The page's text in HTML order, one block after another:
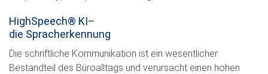
HighSpeech® KI–
die Spracherkennung
Die schriftliche Kommunikation ist ein wesentlicher
Bestandteil des Büroalltags und verursacht einen hohen